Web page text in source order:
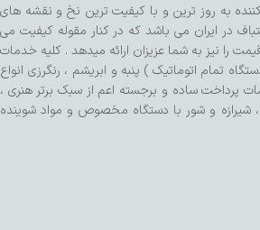
به روز ترین و با کیفیت ترین نخ و نقشه های
در ایران می باشد که در کنار مقوله کیفیت می
را نیز به شما عزیزان ارائه میدهد . کلیه خدمات
تمام اتوماتیک ) پنبه و ابریشم ، رنگرزی انواع
پرداخت ساده و برجسته اعم از سبک برتر هنری ،
شیرازه و شور با دستگاه مخصوص و مواد شوینده